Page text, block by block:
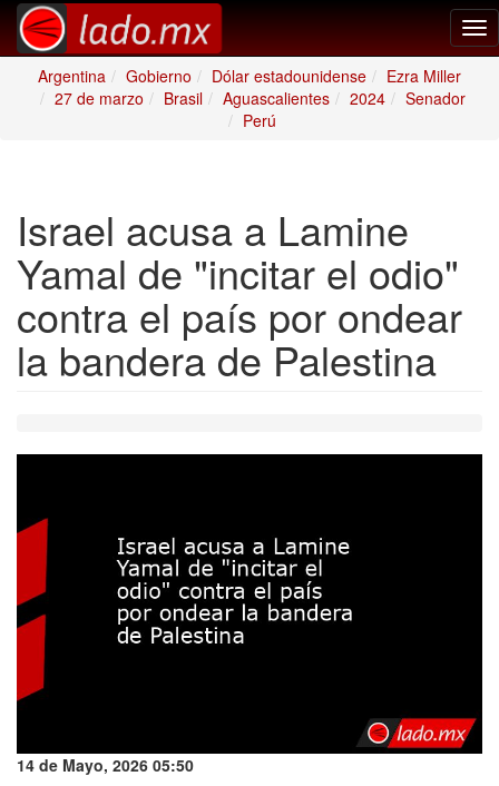
Argentina
Gobierno Dólar estadounidense
Ezra Miller
27 de marzo
Brasil Aguascalientes 2024
Senador
Perú
Israel acusa a Lamine
Yamal de "incitar el odio"
contra el país por ondear
la bandera de Palestina
14 de Mayo, 2026 05:50